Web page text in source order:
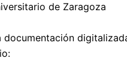
de Zaragoza
documentación